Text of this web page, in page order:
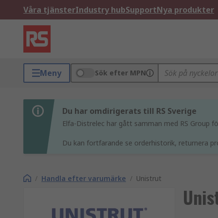
Våra tjänsterIndustry hubSupportNya produkter
Meny Sök efter MPN
Du har omdirigerats till RS Sverige
Elfa-Distrelec har gått samman med RS
Du kan fortfarande se orderhistorik, returnera
/ Handla efter varumärke / Unistrut